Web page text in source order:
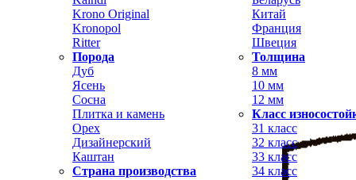
Krono Original
Kronopol
Ritter
Порода
Дуб
Ясень
Сосна
Плитка и камень
Орех
Дизайнерский
Каштан
Страна производства
Китай
Франция
Швеция
Толщина
8 мм
10 мм
12 мм
Класс
31 класс
32 класс
33 класс
34 класс